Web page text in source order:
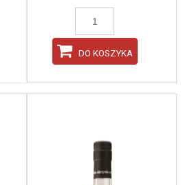
DO KOSZYKA